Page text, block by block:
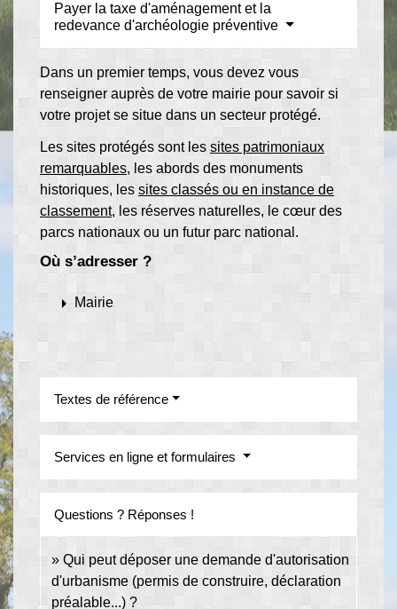
Payer la taxe d'aménagement et la
redevance d'archéologie préventive
Dans un premier temps, vous devez vous
renseigner auprès de votre mairie pour savoir si
votre projet se situe dans un secteur protégé.
Les sites protégés sont les sites patrimoniaux
remarquables, les abords des monuments
historiques, les sites classés ou en instance de
classement, les réserves naturelles, le cœur des
parcs nationaux ou un futur parc national.
Où s’adresser ?
arrow_right Mairie
Textes de référence
Services en ligne et formulaires
Questions ? Réponses !
Qui peut déposer une demande d'autorisation
d'urbanisme (permis de construire, déclaration
préalable...) ?